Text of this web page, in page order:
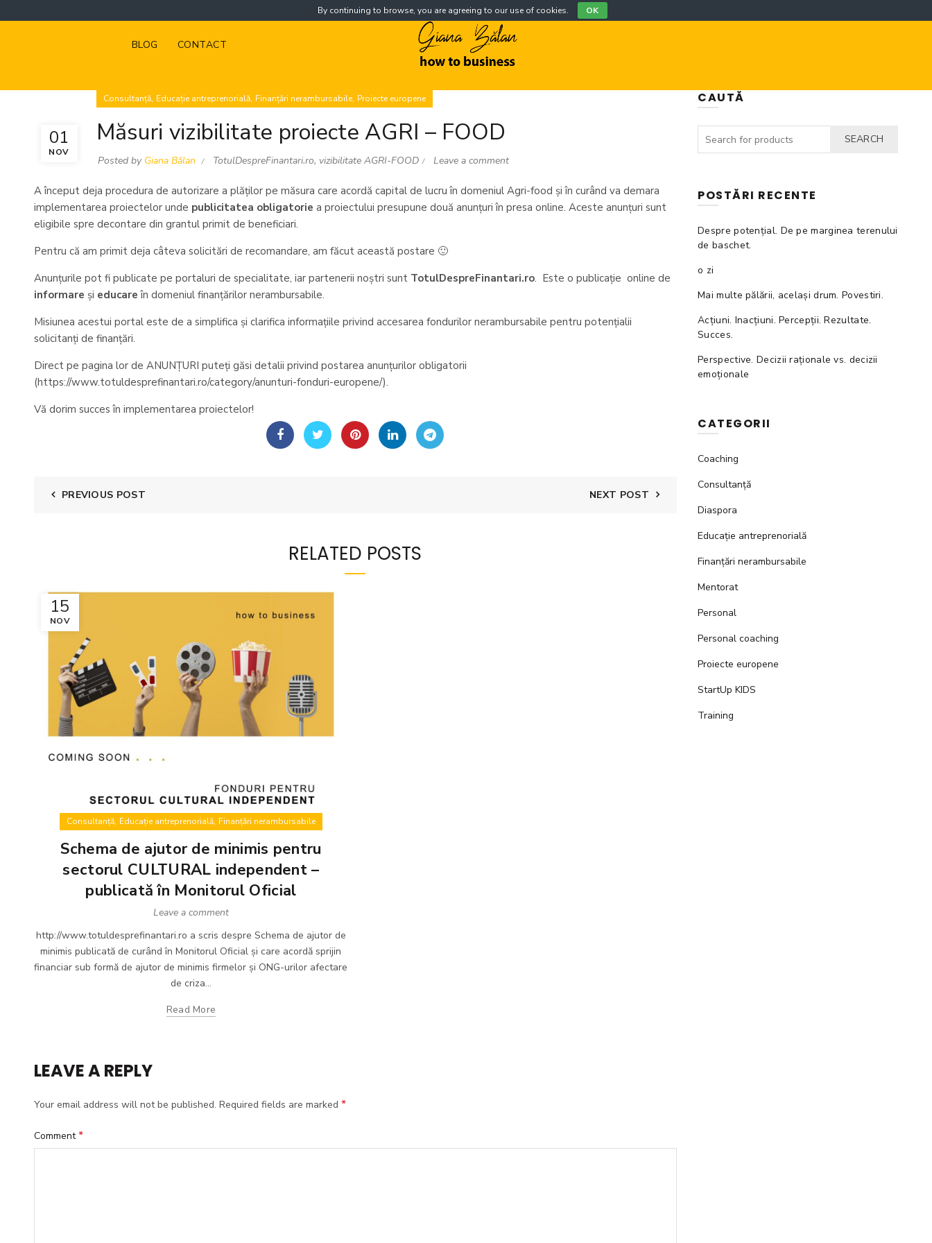
BLOG CONTACT
01
NOV
Consultanță, Educație antreprenorială, Finanțări nerambursabile, Proiecte europene
Măsuri vizibilitate proiecte AGRI – FOOD
Posted by Giana Bălan TotulDespreFinantari.ro, vizibilitate AGRI-FOOD Leave a comment
A început deja procedura de autorizare a plăților pe măsura care acordă capital de lucru în domeniul Agri-food și în curând va demara
implementarea proiectelor unde publicitatea obligatorie a proiectului presupune două anunțuri în presa online. Aceste anunțuri sunt
eligibile spre decontare din grantul primit de beneficiari.
Pentru că am primit deja câteva solicitări de recomandare, am făcut această postare 🙂
Anunțurile pot fi publicate pe portaluri de specialitate, iar partenerii noștri sunt TotulDespreFinantari.ro. Este o publicație online de
informare și educare în domeniul finanțărilor nerambursabile.
Misiunea acestui portal este de a simplifica și clarifica informațiile privind accesarea fondurilor nerambursabile pentru potențialii
solicitanți de finanțări.
Direct pe pagina lor de ANUNȚURI puteți găsi detalii privind postarea anunțurilor obligatorii
(https://www.totuldesprefinantari.ro/category/anunturi-fonduri-europene/).
Vă dorim succes în implementarea proiectelor!
PREVIOUS POST NEXT POST
RELATED POSTS
15
NOV
Consultanță, Educație antreprenorială, Finanțări nerambursabile
Schema de ajutor de minimis pentru
sectorul CULTURAL independent –
publicată în Monitorul Oficial
Leave a comment
http://www.totuldesprefinantari.ro a scris despre Schema de ajutor de
minimis publicată de curând în Monitorul Oficial și care acordă sprijin
financiar sub formă de ajutor de minimis firmelor și ONG-urilor afectare
de criza...
Read More
LEAVE A REPLY
Your email address will not be published. Required fields are marked *
Comment*
CAUTĂ
SEARCH
POSTĂRI RECENTE
Despre potențial. De pe marginea terenului
de baschet.
o zi
Mai multe pălării, același drum. Povestiri.
Acțiuni. Inacțiuni. Percepții. Rezultate.
Succes.
Perspective. Decizii raționale vs. decizii
emoționale
CATEGORII
Coaching
Consultanță
Diaspora
Educație antreprenorială
Finanțări nerambursabile
Mentorat
Personal
Personal coaching
Proiecte europene
StartUp KIDS
Training
By continuing to browse, you are agreeing to our use of cookies. OK